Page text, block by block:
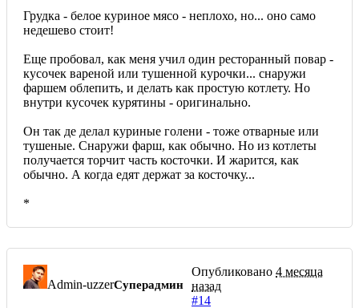
Грудка - белое куриное мясо - неплохо, но... оно само
недешево стоит!
Еще пробовал, как меня учил один ресторанный повар -
кусочек вареной или тушенной курочки... снаружи
фаршем облепить, и делать как простую котлету. Но
внутри кусочек курятины - оригинально.
Он так де делал куриные голени - тоже отварные или
тушеные. Снаружи фарш, как обычно. Но из котлеты
получается торчит часть косточки. И жарится, как
обычно. А когда едят держат за косточку...
*
Admin-uzzerСуперадмин
Опубликовано 4 месяца
назад
#14